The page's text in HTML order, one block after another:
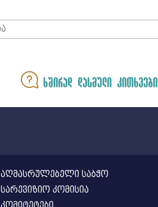
ხშირად დასმული კითხვები
აღმასრულებელი საბჭო
სარევიზიო კომისია